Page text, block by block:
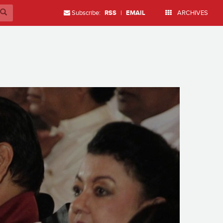
Subscribe: RSS | EMAIL ARCHIVES